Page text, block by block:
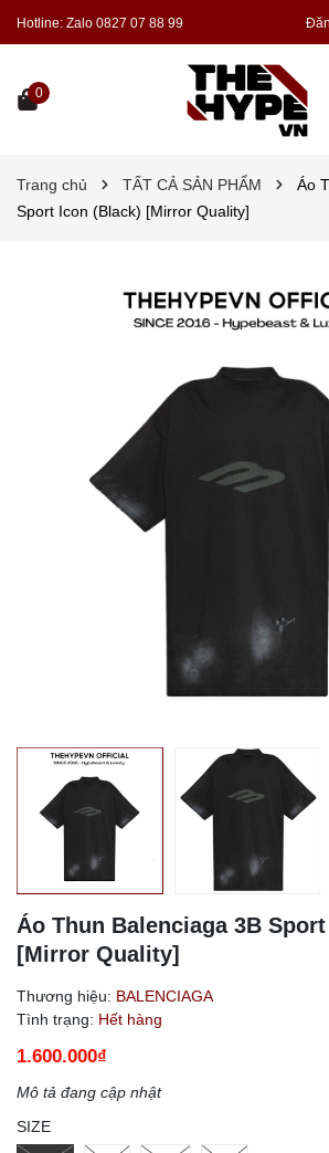
Hotline: Zalo 0827 07 88 99
0
Trang chủ TẤT CẢ SẢN PHẨM
Áo
Sport Icon (Black) [Mirror Quality]
Áo Thun Balenciaga 3B
[Mirror Quality]
Thương hiệu: BALENCIAGA
Tình trạng: Hết hàng
1.600.000₫
Mô tả đang cập nhật
SIZE